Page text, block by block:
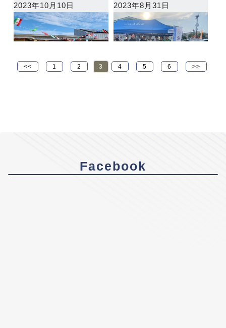
2023年10月10日
2023年8月31日
<< 1 2 3 4 5 6 >>
Facebook